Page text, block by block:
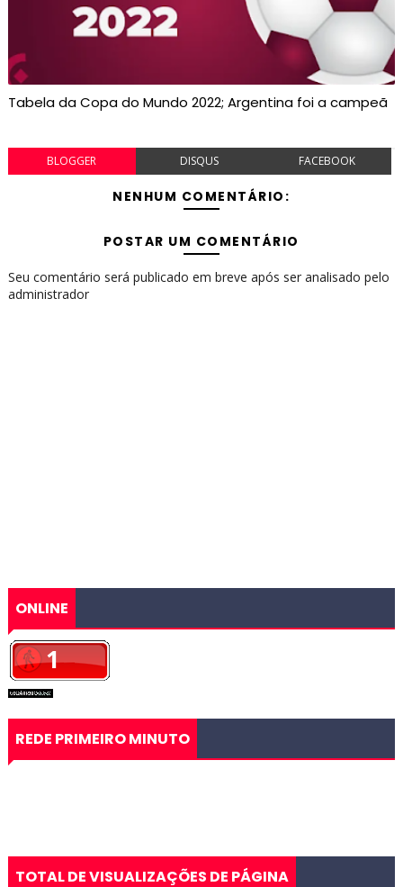
Tabela da Copa do Mundo 2022; Argentina foi a campeã
BLOGGER DISQUS FACEBOOK
NENHUM COMENTÁRIO:
POSTAR UM COMENTÁRIO
Seu comentário será publicado em breve após ser analisado pelo
administrador
ONLINE
REDE PRIMEIRO MINUTO
TOTAL DE VISUALIZAÇÕES DE PÁGINA